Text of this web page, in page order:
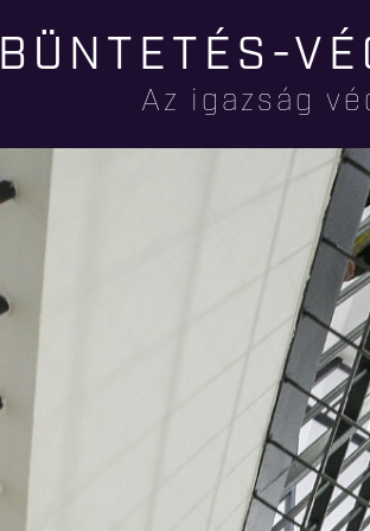
tartalomra
BÜNTETÉS-
Az igazság